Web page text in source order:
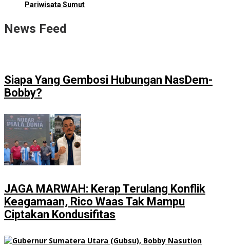
Pariwisata Sumut
News Feed
Siapa Yang Gembosi Hubungan NasDem-
Bobby?
JAGA MARWAH: Kerap Terulang Konflik
Keagamaan, Rico Waas Tak Mampu
Ciptakan Kondusifitas